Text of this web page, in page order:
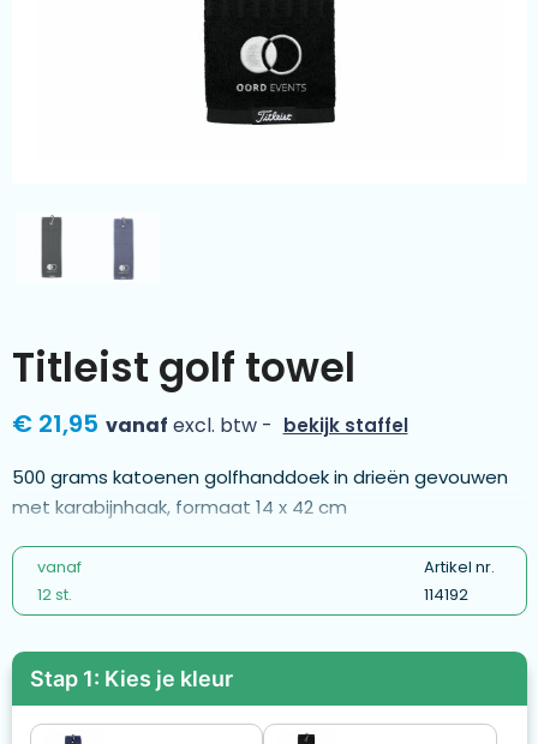
Duurzamere geschenken
Meer categorieën
Wijn
Titleist golf towel
€ 21,95 vanaf excl. btw - bekijk staffel
500 grams katoenen golfhanddoek in drieën gevouwen
met karabijnhaak, formaat 14 x 42 cm
vanaf
12 st.
Artikel nr.
114192
Stap 1: Kies je kleur